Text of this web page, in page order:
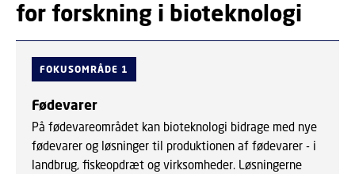
for forskning i bioteknologi
FOKUSOMRÅDE 1
Fødevarer
På fødevareområdet kan bioteknologi bidrage med nye
fødevarer og løsninger til produktionen af fødevarer - i
landbrug, fiskeopdræt og virksomheder. Løsningerne